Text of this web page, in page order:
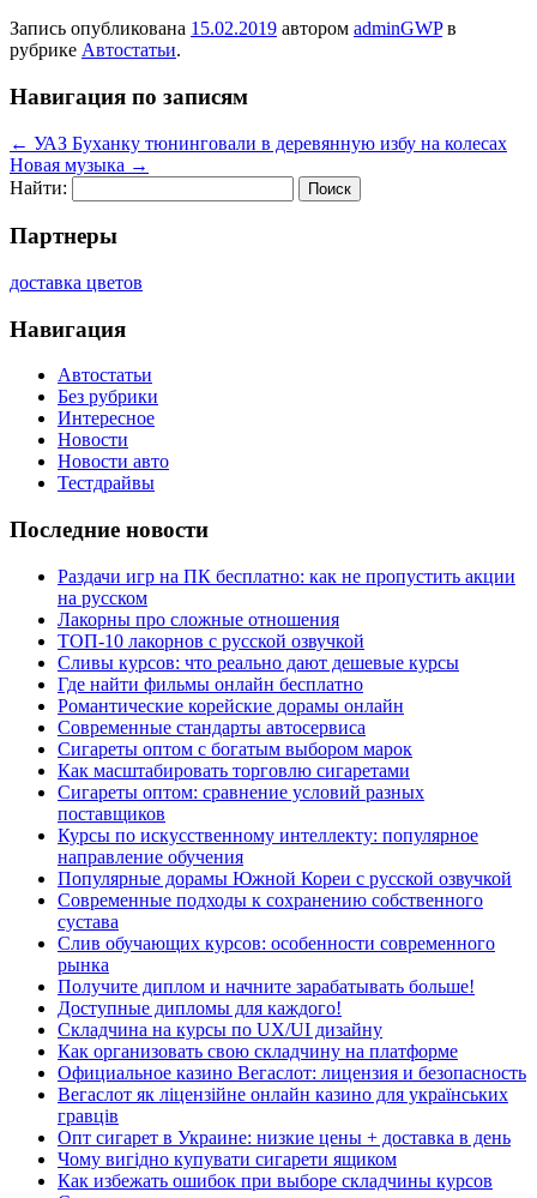
Запись опубликована 15.02.2019 автором adminGWPв
рубрике Автостатьи.
Навигация по записям
← УАЗ Буханку тюнинговали в деревянную избу на колесах
Новая музыка →
Найти:
Партнеры
доставка цветов
Навигация
Автостатьи
Без рубрики
Интересное
Новости
Новости авто
Тестдрайвы
Последние новости
Раздачи игр на ПК бесплатно: как не пропустить акции
на русском
Лакорны про сложные отношения
ТОП-10 лакорнов с русской озвучкой
Сливы курсов: что реально дают дешевые курсы
Где найти фильмы онлайн бесплатно
Романтические корейские дорамы онлайн
Современные стандарты автосервиса
Сигареты оптом с богатым выбором марок
Как масштабировать торговлю сигаретами
Сигареты оптом: сравнение условий разных
поставщиков
Курсы по искусственному интеллекту: популярное
направление обучения
Популярные дорамы Южной Кореи с русской озвучкой
Современные подходы к сохранению собственного
сустава
Слив обучающих курсов: особенности современного
рынка
Получите диплом и начните зарабатывать больше!
Доступные дипломы для каждого!
Складчина на курсы по UX/UI дизайну
Как организовать свою складчину на платформе
Официальное казино Вегаслот: лицензия и безопасность
Вегаслот як ліцензійне онлайн казино для українських
гравців
Опт сигарет в Украине: низкие цены + доставка в день
Чому вигідно купувати сигарети ящиком
Как избежать ошибок при выборе складчины курсов